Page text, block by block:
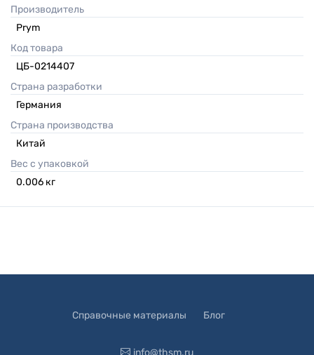
Производитель
Prym
Код товара
ЦБ-0214407
Страна разработки
Германия
Страна производства
Китай
Вес с упаковкой
0.006 кг
Справочные материалы Блог